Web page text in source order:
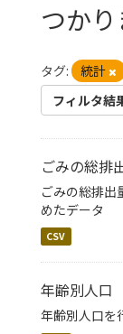
つか
タグ:
統計
フィルタ結
ごみの総排
ごみの総排出
めたデータ
CSV
年齢別人口
年齢別人口を